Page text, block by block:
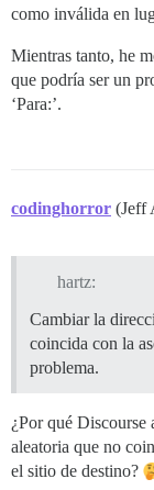
como inválida en
Mientras tanto, he
que podría ser un
‘Para:’.
codinghorror (Jeff
hartz:
Cambiar la
coincida con la
problema.
¿Por qué Discourse
aleatoria que no
el sitio de destino?